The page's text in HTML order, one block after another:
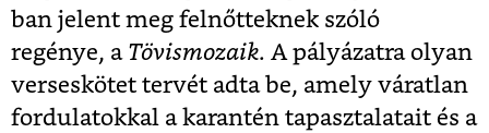
ban jelent meg felnőtteknek szóló
regénye, a Tövismozaik. A pályázatra olyan
verseskötet tervét adta be, amely váratlan
fordulatokkal a karantén tapasztalatait és a